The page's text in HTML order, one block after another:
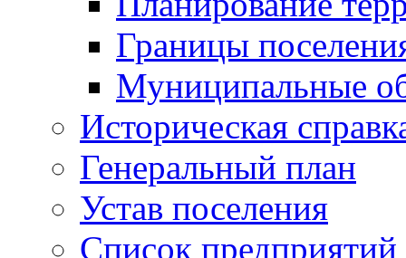
Границы
Муниципальные
Историческая
Генеральный план
Устав поселения
Список предприятий